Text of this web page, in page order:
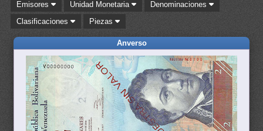
Emisores Unidad Monetaria
Denominaciones
Clasificaciones
Piezas
Anverso